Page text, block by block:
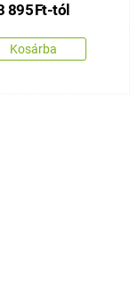
895Ft-tól
Kosárba